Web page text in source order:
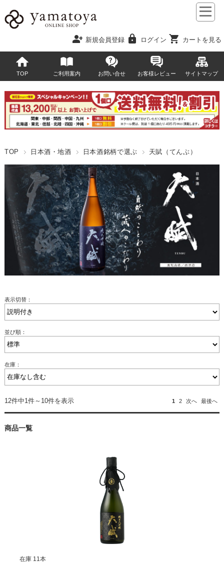
person_add 新規会員登録 lock ログイン shopping_cart カートを見る
TOP ご利用案内 お問い合せ お客様レビュー サイトマップ
TOP 日本酒・地酒 日本酒銘柄で選ぶ 天賦（てんぶ）
表示切替：
並び順：
在庫：
12件中1件～10件を表示 1 2 次へ 最後へ
商品一覧
在庫 11本